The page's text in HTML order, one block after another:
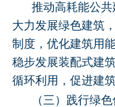
推动高耗能公
大力发展绿色建筑
制度，优化建筑用
稳步发展装配式建
循环利用，促进建
（三）践行绿